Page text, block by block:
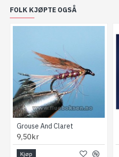
FOLK KJØPTE OGSÅ
Grouse And Claret
9,50kr
Kjøp